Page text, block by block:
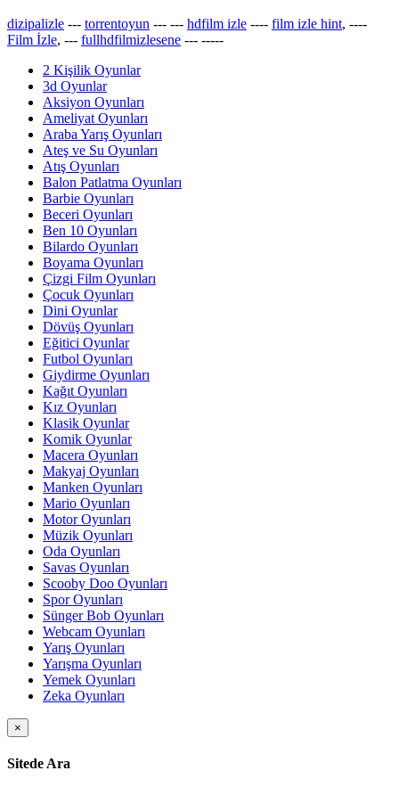
dizipalizle --- torrentoyun --- --- hdfilm izle ---- film izle hint, ----
Film İzle, --- fullhdfilmizlesene --- -----
2 Kişilik Oyunlar
3d Oyunlar
Aksiyon Oyunları
Ameliyat Oyunları
Araba Yarış Oyunları
Ateş ve Su Oyunları
Atış Oyunları
Balon Patlatma Oyunları
Barbie Oyunları
Beceri Oyunları
Ben 10 Oyunları
Bilardo Oyunları
Boyama Oyunları
Çizgi Film Oyunları
Çocuk Oyunları
Dini Oyunlar
Dövüş Oyunları
Eğitici Oyunlar
Futbol Oyunları
Giydirme Oyunları
Kağıt Oyunları
Kız Oyunları
Klasik Oyunlar
Komik Oyunlar
Macera Oyunları
Makyaj Oyunları
Manken Oyunları
Mario Oyunları
Motor Oyunları
Müzik Oyunları
Oda Oyunları
Savas Oyunları
Scooby Doo Oyunları
Spor Oyunları
Sünger Bob Oyunları
Webcam Oyunları
Yarış Oyunları
Yarışma Oyunları
Yemek Oyunları
Zeka Oyunları
×
Sitede Ara